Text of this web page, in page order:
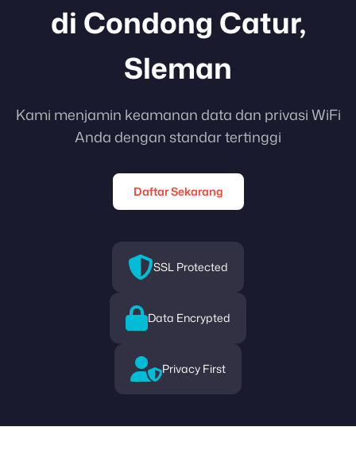
di Condong Catur,
Sleman
Kami menjamin keamanan data dan privasi WiFi
Anda dengan standar tertinggi
Daftar Sekarang
SSL Protected
Data Encrypted
Privacy First